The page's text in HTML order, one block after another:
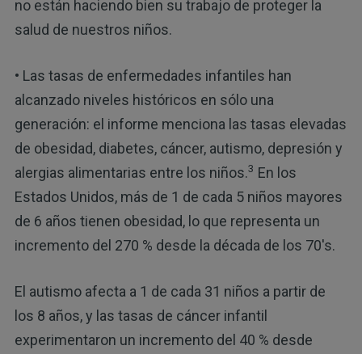
no están haciendo bien su trabajo de proteger la
salud de nuestros niños.
• Las tasas de enfermedades infantiles han
alcanzado niveles históricos en sólo una
generación: el informe menciona las tasas elevadas
de obesidad, diabetes, cáncer, autismo, depresión y
alergias alimentarias entre los niños.3 En los
Estados Unidos, más de 1 de cada 5 niños mayores
de 6 años tienen obesidad, lo que representa un
incremento del 270 % desde la década de los 70's.
El autismo afecta a 1 de cada 31 niños a partir de
los 8 años, y las tasas de cáncer infantil
experimentaron un incremento del 40 % desde